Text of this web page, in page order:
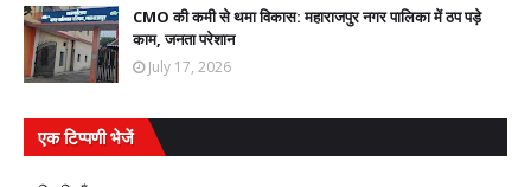
CMO की कमी से थमा विकास: महाराजपुर नगर पालिका में ठप पड़े
काम, जनता परेशान
July 17, 2026
एक टिप्पणी भेजें